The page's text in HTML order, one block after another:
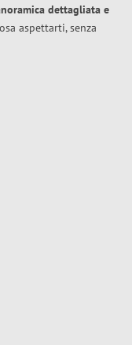
dettagliata e
aspettarti, senza